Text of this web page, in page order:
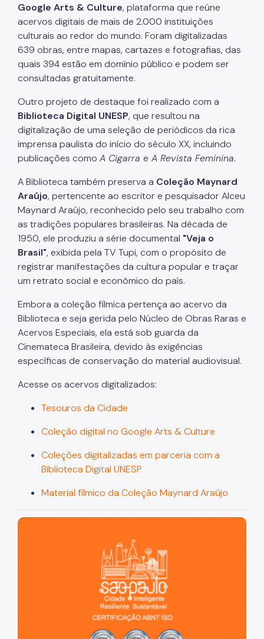
Espaços
Orientações sobre doações
Reprodução de obras
Contato
Canais de atendimento
Imprensa
Trabalhe conosco
Google Arts & Culture, plataforma que reúne
acervos digitais de mais de 2.000 instituições
culturais ao redor do mundo. Foram digitalizadas
639 obras, entre mapas, cartazes e fotografias, das
quais 394 estão em domínio público e podem ser
consultadas gratuitamente.
Outro projeto de destaque foi realizado com a
Biblioteca Digital UNESP, que resultou na
digitalização de uma seleção de periódicos da rica
imprensa paulista do início do século XX, incluindo
publicações como A Cigarra e A Revista Feminina.
A Biblioteca também preserva a Coleção Maynard
Araújo, pertencente ao escritor e pesquisador Alceu
Maynard Araújo, reconhecido pelo seu trabalho com
as tradições populares brasileiras. Na década de
1950, ele produziu a série documental "Veja o
Brasil", exibida pela TV Tupi, com o propósito de
registrar manifestações da cultura popular e traçar
um retrato social e econômico do país.
Embora a coleção fílmica pertença ao acervo da
Biblioteca e seja gerida pelo Núcleo de Obras Raras e
Acervos Especiais, ela está sob guarda da
Cinemateca Brasileira, devido às exigências
específicas de conservação do material audiovisual.
Acesse os acervos digitalizados:
Tesouros da Cidade
Coleção digital no Google Arts & Culture
Coleções digitalizadas em parceria com a
Biblioteca Digital UNESP
Material fílmico da Coleção Maynard Araújo
São Paulo, cidade inteligente, resiliente e sustentável